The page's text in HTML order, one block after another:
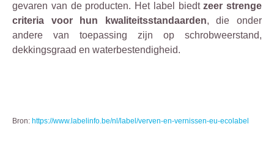
gevaren van de producten. Het label biedtzeer strenge
criteria
voor hun kwaliteitsstandaarden, die onder
andere van toepassing zijn op schrobweerstand,
dekkingsgraad en waterbestendigheid.
Bron: https://www.labelinfo.be/nl/label/verven-en-vernissen-eu-ecolabel